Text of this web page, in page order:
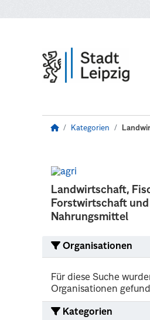
Kategorien
Landwirtschaft,
Forstwirtschaft und
Nahrungsmittel
Organisationen
Für diese Suche
Organisationen
Kategorien